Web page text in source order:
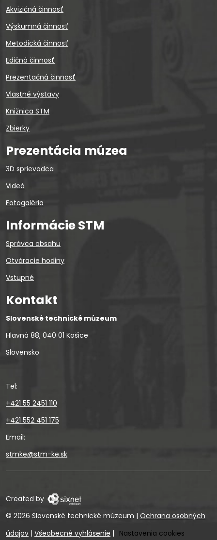
Akvizičná činnosť
Výskumná činnosť
Metodická činnosť
Edičná činnosť
Prezentačná činnosť
Vlastné výstavy
Knižnica STM
Zbierky
Prezentácia múzea
3D sprievodca
Videá
Fotogaléria
Informácie STM
Správca obsahu
Otváracie hodiny
Vstupné
Kontakt
Slovenské technické múzeum
Hlavná 88, 040 01 Košice
Slovensko
Tel:
+421 55 2451 110
+421 552 451 175
Email:
stmke@stm-ke.sk
Created by
© 2026 Slovenské technické múzeum | Ochrana osobných
údajov | Všeobecné vyhlásenie | Nastavenia cookies